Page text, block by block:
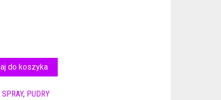
do koszyka
, PUDRY